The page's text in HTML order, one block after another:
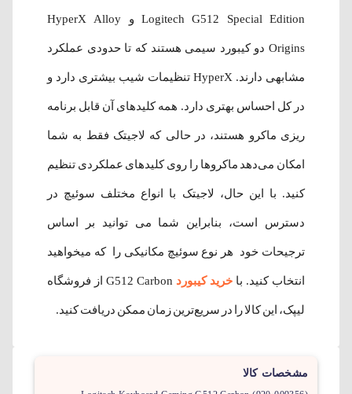
Logitech G512 Special Edition و HyperX Alloy
Origins دو کیبورد سیمی هستند که تا حدودی عملکرد
مشابهی دارند. HyperX تنظیمات شیب بیشتری دارد و
در کل احساس بهتری دارد. همه کلیدهای آن قابل برنامه
ریزی ماکرو هستند، در حالی که لاجیتک فقط به شما
امکان می‌دهد ماکروها را روی کلیدهای عملکردی تنظیم
کنید. با این حال، لاجیتک با انواع مختلف سوئیچ در
دسترس است، بنابراین شما می توانید بر اساس
ترجیحات خود هر نوع سوئیچ مکانیکی را که میخواهید
انتخاب کنید. با خرید کیبورد G512 Carbon از فروشگاه
لیپک، این کالا را در سریع‌ترین زمان ممکن دریافت کنید.
مشخصات کالا